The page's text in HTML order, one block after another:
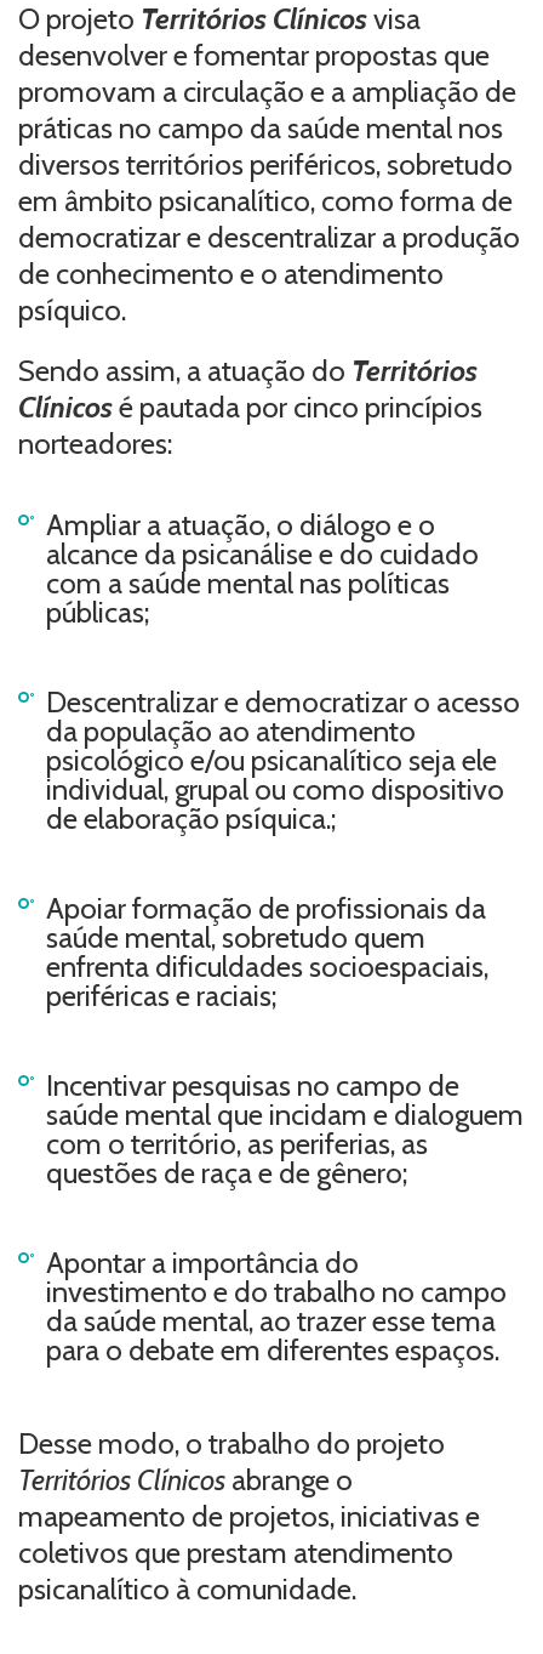
O projeto Territórios Clínicosvisa
desenvolver e fomentar propostas que
promovam a circulação e a ampliação de
práticas no campo da saúde mental nos
diversos territórios periféricos, sobretudo
em âmbito psicanalítico, como forma de
democratizar e descentralizar a produção
de conhecimento e o atendimento
psíquico.
Sendo assim, a atuação do Territórios
Clínicosé pautada por cinco princípios
norteadores:
Ampliar a atuação, o diálogo e o
alcance da psicanálise e do cuidado
com a saúde mental nas políticas
públicas;
Descentralizar e democratizar o acesso
da população ao atendimento
psicológico e/ou psicanalítico seja ele
individual, grupal ou como dispositivo
de elaboração psíquica.;
Apoiar formação de profissionais da
saúde mental, sobretudo quem
enfrenta dificuldades socioespaciais,
periféricas e raciais;
Incentivar pesquisas no campo de
saúde mental que incidam e dialoguem
com o território, as periferias, as
questões de raça e de gênero;
Apontar a importância do
investimento e do trabalho no campo
da saúde mental, ao trazer esse tema
para o debate em diferentes espaços.
Desse modo, o trabalho do projeto
Territórios Clínicos abrange o
mapeamento de projetos, iniciativas e
coletivos que prestam atendimento
psicanalítico à comunidade.